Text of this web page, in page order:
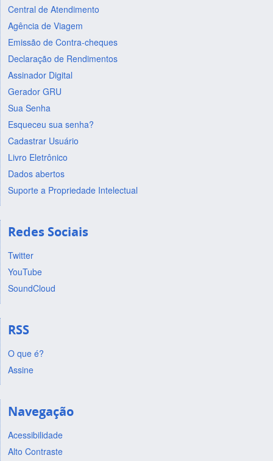
Central de Atendimento
Agência de Viagem
Emissão de Contra-cheques
Declaração de Rendimentos
Assinador Digital
Gerador GRU
Sua Senha
Esqueceu sua senha?
Cadastrar Usuário
Livro Eletrônico
Dados abertos
Suporte a Propriedade Intelectual
Redes Sociais
Twitter
YouTube
SoundCloud
RSS
O que é?
Assine
Navegação
Acessibilidade
Alto Contraste